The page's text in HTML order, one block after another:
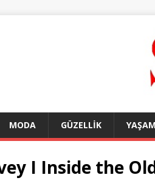
MODA GÜZELLİK YAŞAM
I Inside the